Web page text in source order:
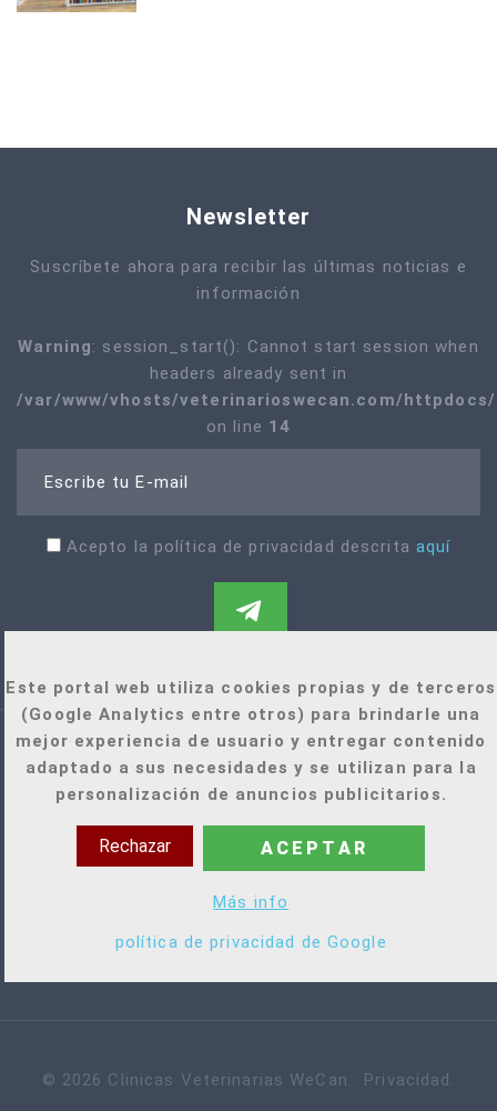
Este portal web utiliza cookies propias y de terceros
(Google Analytics entre otros) para brindarle una
mejor experiencia de usuario y entregar contenido
adaptado a sus necesidades y se utilizan para la
personalización de anuncios publicitarios.
Rechazar ACEPTAR
Más info
política de privacidad de Google
Newsletter
Suscríbete ahora para recibir las últimas noticias e
información
Warning: session_start(): Cannot start session when
headers already sent in
/var/www/vhosts/veterinarioswecan.com/
on line 14
Escribe tu E-mail
Acepto la política de privacidad descrita aquí
+34 921 022 471
infowecan@clinicaswecan.com
© 2026 Clinicas Veterinarias WeCan. Privacidad .